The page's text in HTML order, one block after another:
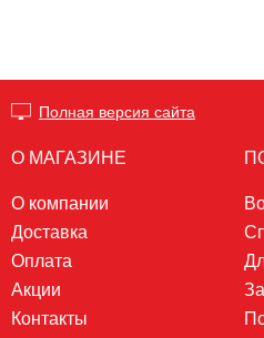
Полная версия сайта
О МАГАЗИНЕ
О компании
Доставка
Оплата
Акции
Контакты